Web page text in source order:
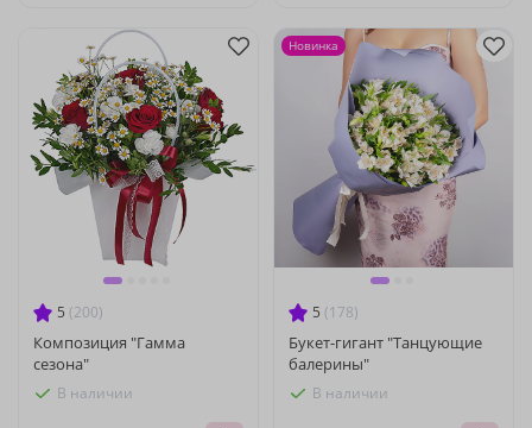
5 (200)
Композиция "Гамма
сезона"
В наличии
5 (178)
Букет-гигант "Танцующие
балерины"
В наличии
Новинка